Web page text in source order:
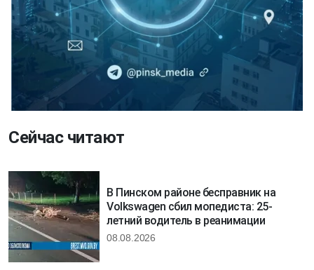
Сейчас читают
В Пинском районе бесправник на
Volkswagen сбил мопедиста: 25-
летний водитель в реанимации
08.08.2026